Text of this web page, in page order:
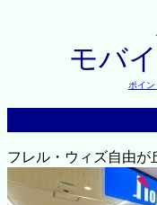
モバ
ポイン
フレル・ウィズ自由が